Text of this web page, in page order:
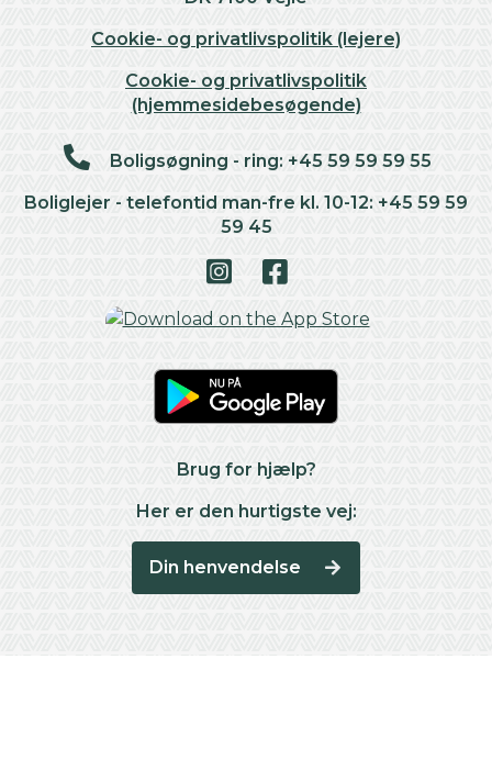
Cookie- og privatlivspolitik (lejere)
Cookie- og privatlivspolitik
(hjemmesidebesøgende)
Boligsøgning - ring: +45 59 59 59 55
Boliglejer - telefontid man-fre kl. 10-12: +45 59 59
59 45
Brug for hjælp?
Her er den hurtigste vej:
Din henvendelse